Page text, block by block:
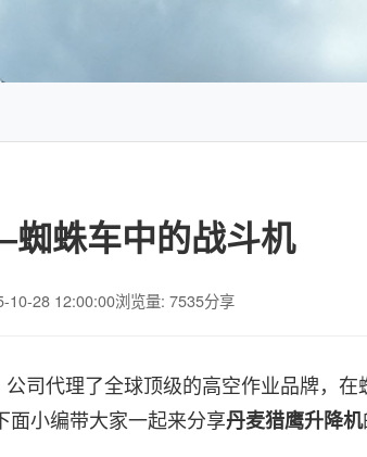
蛛车中的战斗机
10-28 12:00:00浏览量: 7535分享
司代理了全球顶级的高空作业品牌，在
面小编带大家一起来分享丹麦猎鹰升降机